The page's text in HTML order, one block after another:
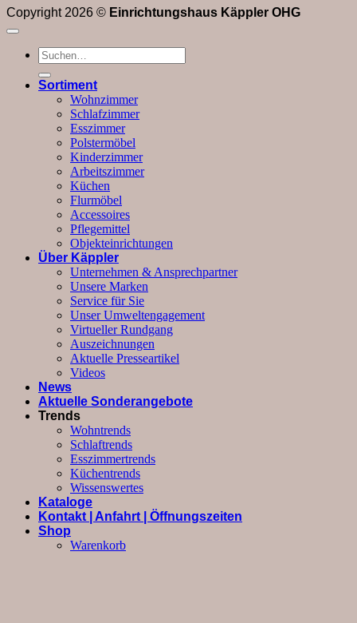
Copyright 2026 © Einrichtungshaus Käppler OHG
Suchen
nach:
Sortiment
Wohnzimmer
Schlafzimmer
Esszimmer
Polstermöbel
Kinderzimmer
Arbeitszimmer
Küchen
Flurmöbel
Accessoires
Pflegemittel
Objekteinrichtungen
Über Käppler
Unternehmen & Ansprechpartner
Unsere Marken
Service für Sie
Unser Umweltengagement
Virtueller Rundgang
Auszeichnungen
Aktuelle Presseartikel
Videos
News
Aktuelle Sonderangebote
Trends
Wohntrends
Schlaftrends
Esszimmertrends
Küchentrends
Wissenswertes
Kataloge
Kontakt | Anfahrt | Öffnungszeiten
Shop
Warenkorb